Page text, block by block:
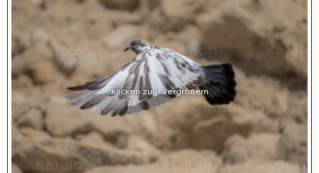
Klicken zum Vergrößern